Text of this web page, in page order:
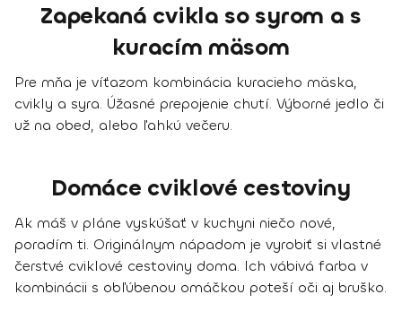
Zapekaná cvikla so syrom a s
kuracím mäsom
Pre mňa je víťazom kombinácia kuracieho mäska,
cvikly a syra. Úžasné prepojenie chutí. Výborné jedlo či
už na obed, alebo ľahkú večeru.
Domáce cviklové cestoviny
Ak máš v pláne vyskúšať v kuchyni niečo nové,
poradím ti. Originálnym nápadom je vyrobiť si vlastné
čerstvé cviklové cestoviny doma. Ich vábivá farba v
kombinácii s obľúbenou omáčkou poteší oči aj bruško.